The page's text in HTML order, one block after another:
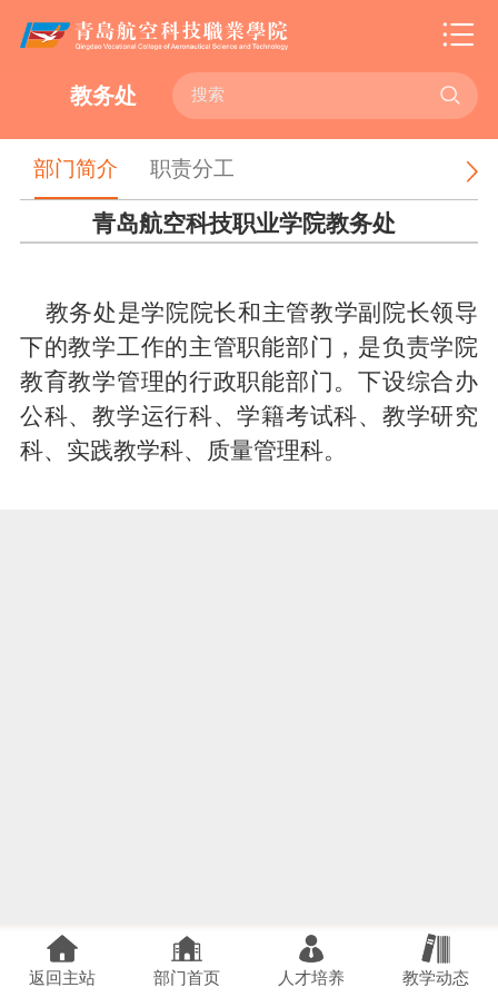

教务处
部门简介 职责分工
青岛航空科技职业学院教务处
教务处是学院院长和主管教学副 院长领导
下的教学工作的主管职能部门， 是负责学院
教育教学管理的行政职能部门。下设综合办
公科、教学运行科、学籍考试科、教学研究
科、实践教学科、质量管理科。
返回主站 部门首页 人才培养 教学动态